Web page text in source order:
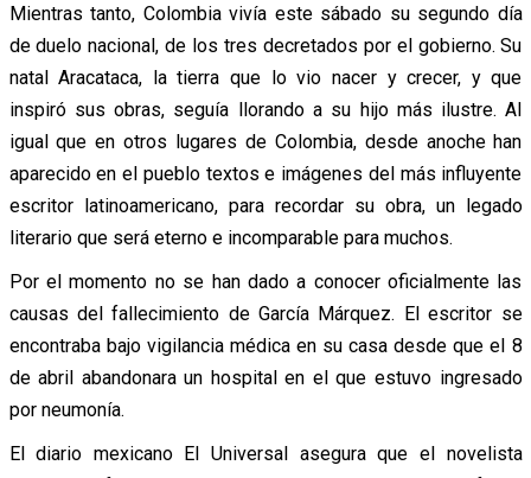
Mientras tanto, Colombia vivía este sábado su segundo día
de duelo nacional, de los tres decretados por el gobierno. Su
natal Aracataca, la tierra que lo vio nacer y crecer, y que
inspiró sus obras, seguía llorando a su hijo más ilustre. Al
igual que en otros lugares de Colombia, desde anoche han
aparecido en el pueblo textos e imágenes del más influyente
escritor latinoamericano, para recordar su obra, un legado
literario que será eterno e incomparable para muchos.
Por el momento no se han dado a conocer oficialmente las
causas del fallecimiento de García Márquez. El escritor se
encontraba bajo vigilancia médica en su casa desde que el 8
de abril abandonara un hospital en el que estuvo ingresado
por neumonía.
El diario mexicano El Universal asegura que el novelista